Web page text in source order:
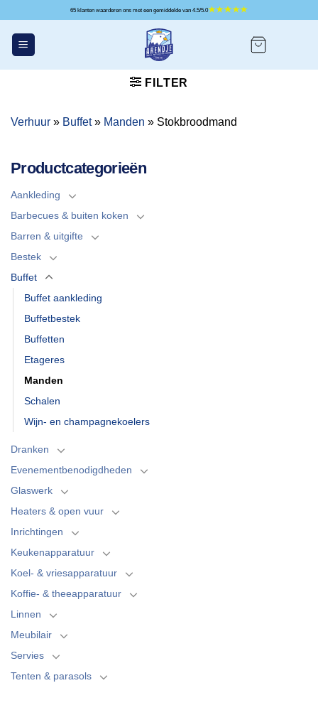
inhoud
65 klanten waarderen ons met een gemiddelde van 4.5/5.0
FILTER
Verhuur » Buffet » Manden » Stokbroodmand
Productcategorieën
Aankleding
Barbecues & buiten koken
Barren & uitgifte
Bestek
Buffet
Buffet aankleding
Buffetbestek
Buffetten
Etageres
Manden
Schalen
Wijn- en champagnekoelers
Dranken
Evenementbenodigdheden
Glaswerk
Heaters & open vuur
Inrichtingen
Keukenapparatuur
Koel- & vriesapparatuur
Koffie- & theeapparatuur
Linnen
Meubilair
Servies
Tenten & parasols